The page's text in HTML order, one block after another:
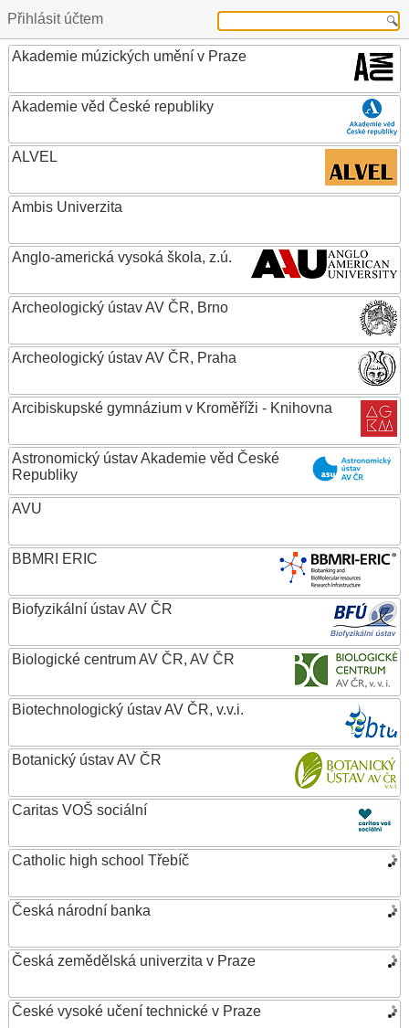
Přihlásit účtem
Akademie múzických umění v Praze
Akademie věd České republiky
ALVEL
Ambis Univerzita
Anglo-americká vysoká škola, z.ú.
Archeologický ústav AV ČR, Brno
Archeologický ústav AV ČR, Praha
Arcibiskupské gymnázium v Kroměříži - Knihovna
Astronomický ústav Akademie věd České
Republiky
AVU
BBMRI ERIC
Biofyzikální ústav AV ČR
Biologické centrum AV ČR, AV ČR
Biotechnologický ústav AV ČR, v.v.i.
Botanický ústav AV ČR
Caritas VOŠ sociální
Catholic high school Třebíč
Česká národní banka
Česká zemědělská univerzita v Praze
České vysoké učení technické v Praze